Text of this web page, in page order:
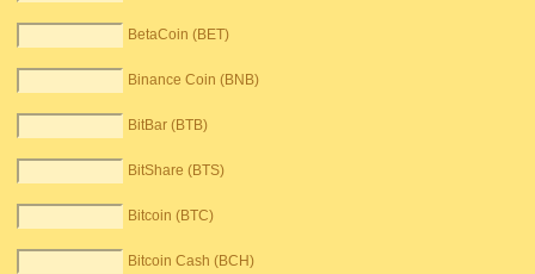
BetaCoin (BET)
Binance Coin (BNB)
BitBar (BTB)
BitShare (BTS)
Bitcoin (BTC)
Bitcoin Cash (BCH)